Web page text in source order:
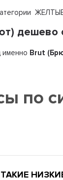
дешево
именно Brut
по